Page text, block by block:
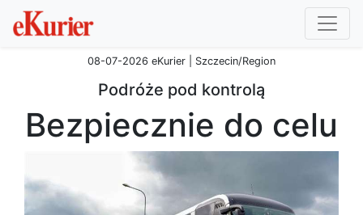
08-07-2026 eKurier | Szczecin/Region
Podróże pod kontrolą
Bezpiecznie do celu